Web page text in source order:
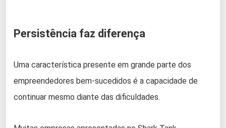
Persistência faz diferença
Uma característica presente em grande parte dos
empreendedores bem-sucedidos é a capacidade de
continuar mesmo diante das dificuldades.